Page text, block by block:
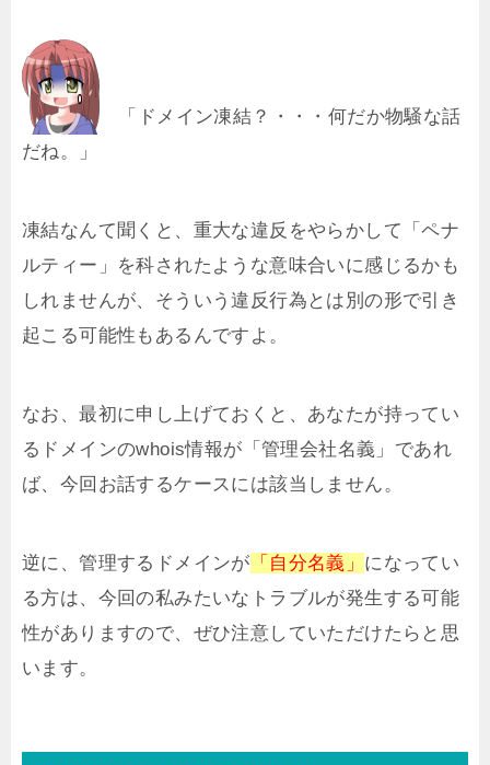
「ドメイン凍結？・・・何だか物騒な話
だね。」
凍結なんて聞くと、重大な違反をやらかして「ペナ
ルティー」を科されたような意味合いに感じるかも
しれませんが、そういう違反行為とは別の形で引き
起こる可能性もあるんですよ。
なお、最初に申し上げておくと、あなたが持ってい
るドメインのwhois情報が「管理会社名義」であれ
ば、今回お話するケースには該当しません。
逆に、管理するドメインが 「自分名義」 になってい
る方は、今回の私みたいなトラブルが発生する可能
性がありますので、ぜひ注意していただけたらと思
います。